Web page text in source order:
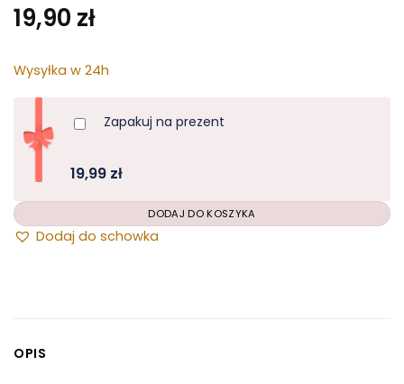
19,90 zł
Wysyłka w 24h
Zapakuj na prezent
19,99 zł
Dodaj do schowka
OPIS